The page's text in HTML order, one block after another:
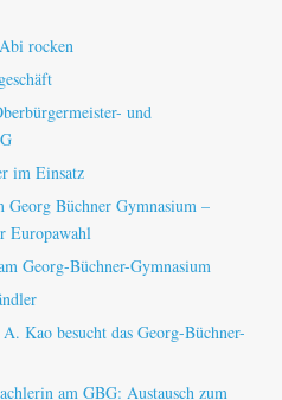
rocken
und
im Einsatz
Georg Büchner Gymnasium –
Europawahl
Georg-Büchner-Gymnasium
Kao besucht das Georg-Büchner-
am GBG: Austausch zum